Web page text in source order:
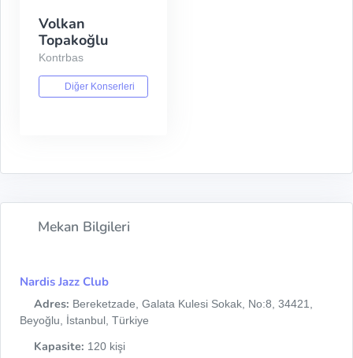
Volkan
Topakoğlu
Kontrbas
Diğer Konserleri
Mekan Bilgileri
Nardis Jazz Club
Adres: Bereketzade, Galata Kulesi Sokak, No:8, 34421,
Beyoğlu, İstanbul, Türkiye
Kapasite: 120 kişi